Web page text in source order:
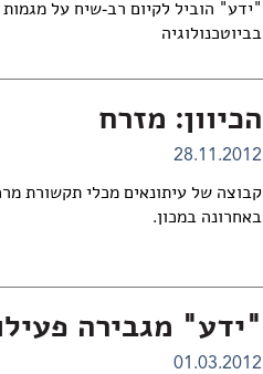
"ידע" הוביל לקיום רב-שיח על מגמות
בביוטכנולוגיה
הכיוון: מזרח
28.11.2012
קבוצה של עיתונאים מכלי תקשורת
באחרונה במכון.
"ידע" מגבירה
01.03.2012